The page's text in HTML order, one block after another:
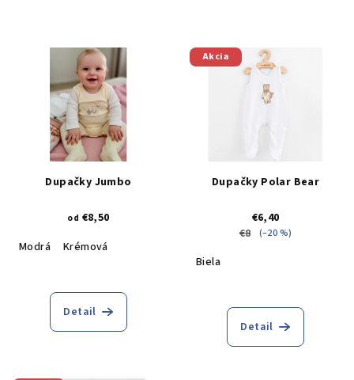
Dupačky Jumbo
od €8,50
Modrá
Krémová
Detail
Akcia
Dupačky Polar Bear
€6,40
€8
(–20 %)
Biela
Detail